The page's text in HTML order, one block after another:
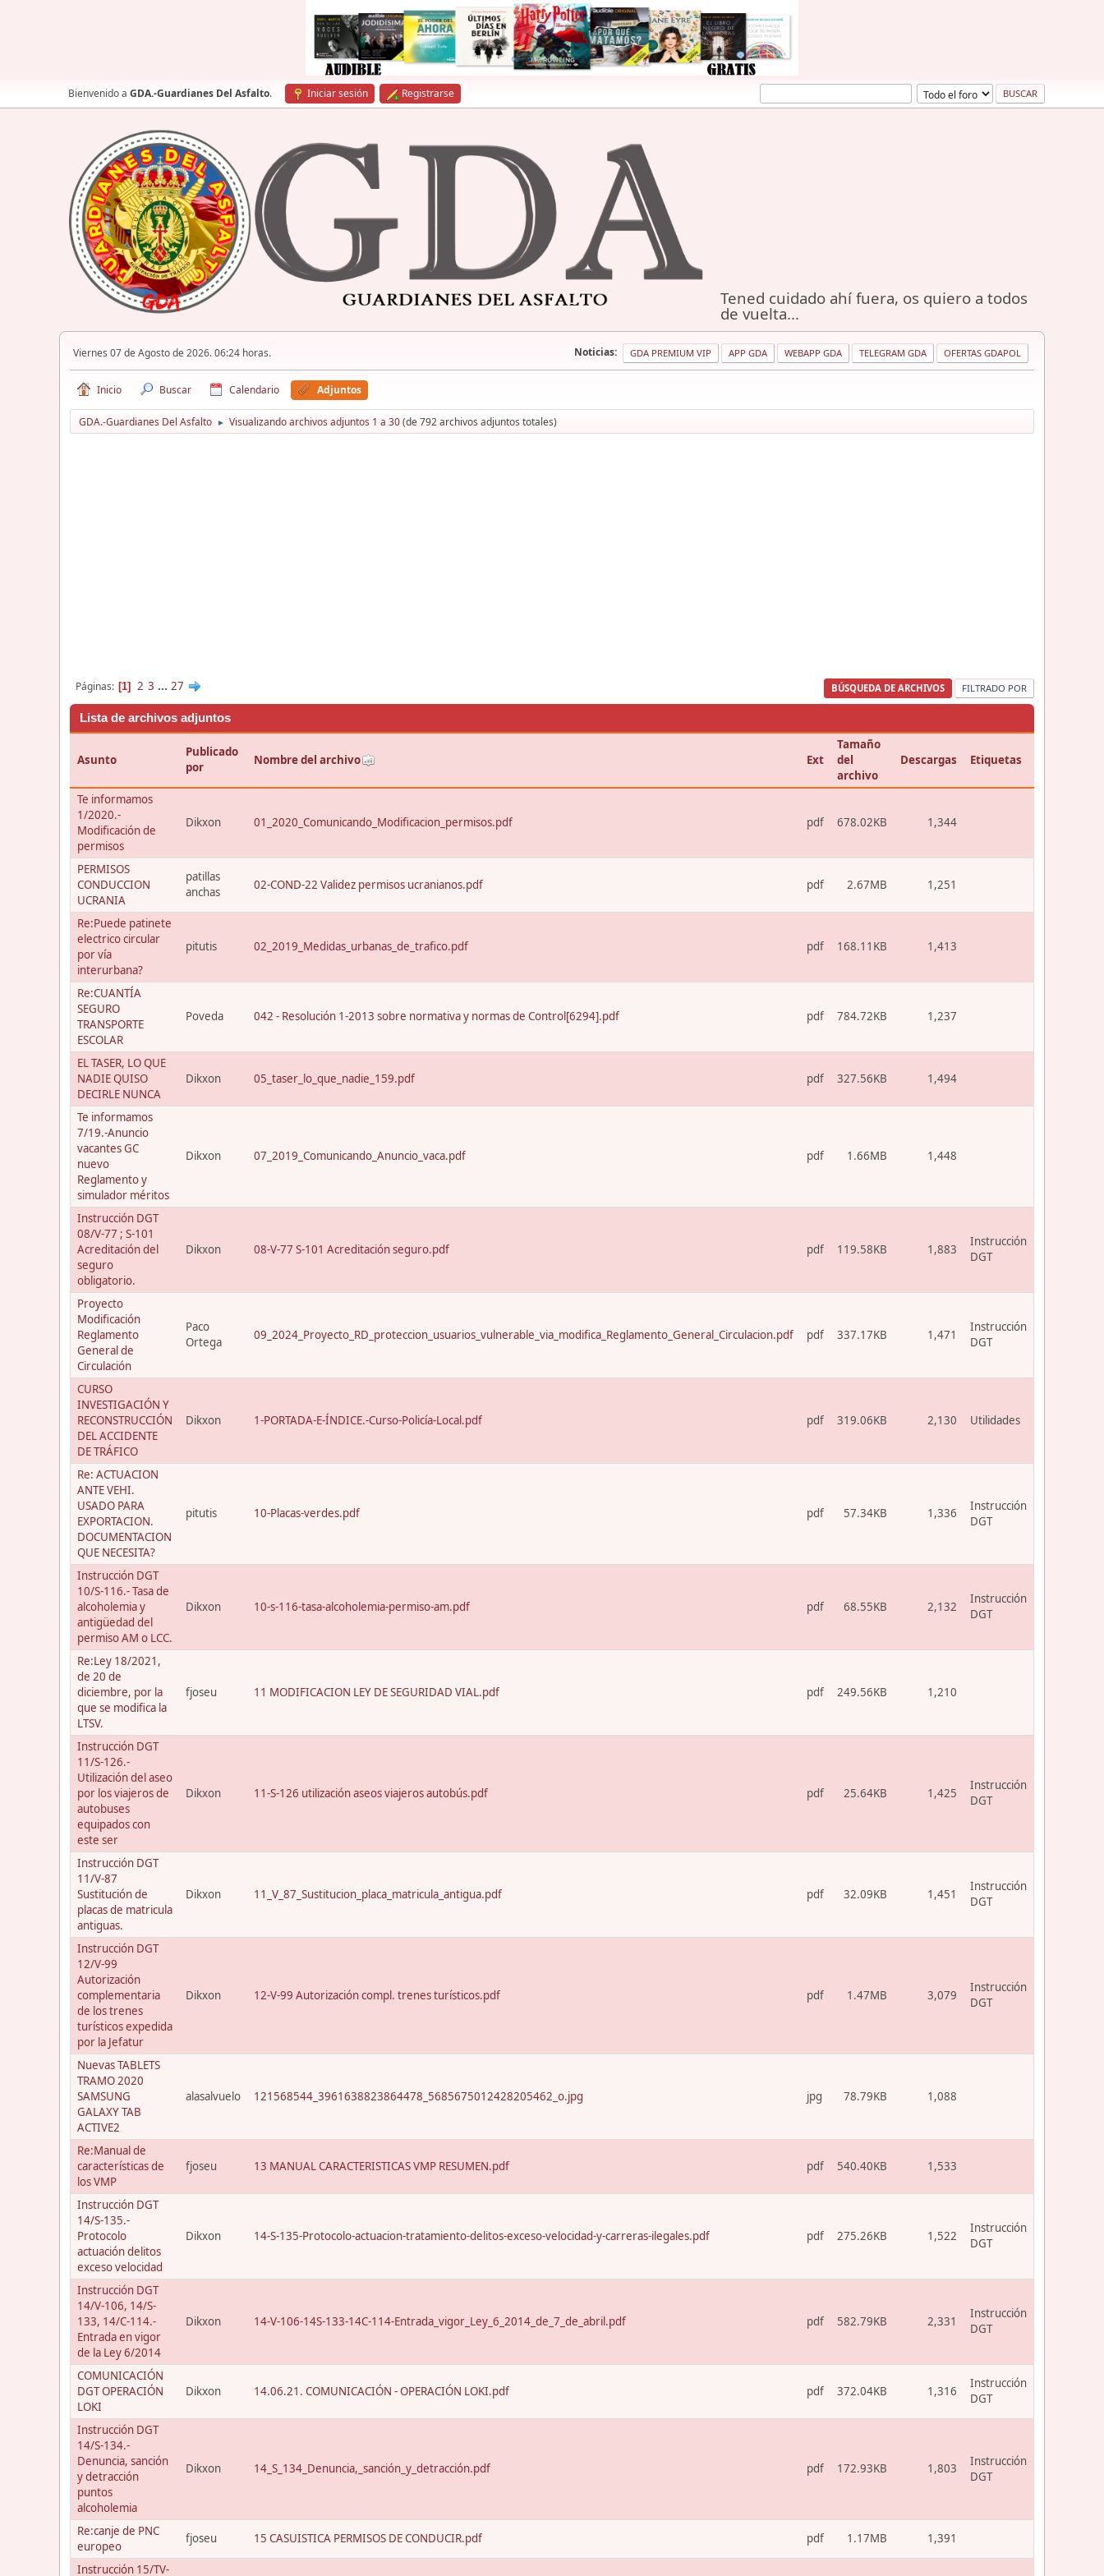
Bienvenido a GDA.-Guardianes Del Asfalto. Iniciar sesión Registrarse
Tened cuidado ahí fuera, os quiero a todos
de vuelta...
Viernes 07 de Agosto de 2026. 06:24 horas. Noticias: GDA PREMIUM VIP APP GDA WEBAPP GDA TELEGRAM GDA OFERTAS GDAPOL
Inicio Buscar Calendario Adjuntos
GDA.-Guardianes Del Asfalto ► Visualizando archivos adjuntos 1 a 30(de 792 archivos adjuntos totales)
BÚSQUEDA DE ARCHIVOS FILTRADO POR
Páginas 1 2 3 ... 27
Lista de archivos adjuntos
Asunto
Publicado
por
Nombre del archivo Ext
Tamaño
del
archivo
Descargas Etiquetas
Te informamos
1/2020.-
Modificación de
permisos
Dikxon 01_2020_Comunicando_Modificacion_permisos.pdf pdf 678.02KB 1,344
PERMISOS
CONDUCCION
UCRANIA
patillas
anchas
02-COND-22 Validez permisos ucranianos.pdf pdf 2.67MB 1,251
Re:Puede patinete
electrico circular
por vía
interurbana?
pitutis 02_2019_Medidas_urbanas_de_trafico.pdf pdf 168.11KB 1,413
Re:CUANTÍA
SEGURO
TRANSPORTE
ESCOLAR
Poveda 042 - Resolución 1-2013 sobre normativa y normas de Control[6294].pdf pdf 784.72KB 1,237
EL TASER, LO QUE
NADIE QUISO
DECIRLE NUNCA
Dikxon 05_taser_lo_que_nadie_159.pdf pdf 327.56KB 1,494
Te informamos
7/19.-Anuncio
vacantes GC
nuevo
Reglamento y
simulador méritos
Dikxon 07_2019_Comunicando_Anuncio_vaca.pdf pdf 1.66MB 1,448
Instrucción DGT
08/V-77 ; S-101
Acreditación del
seguro
obligatorio.
Dikxon 08-V-77 S-101 Acreditación seguro.pdf pdf 119.58KB 1,883
Instrucción
DGT
Proyecto
Modificación
Reglamento
General de
Circulación
Paco
Ortega
09_2024_Proyecto_RD_proteccion_usuarios_vulnerable_via_modifica_Reglamento_General_Circulacion.pdf pdf 337.17KB 1,471
Instrucción
DGT
CURSO
INVESTIGACIÓN Y
RECONSTRUCCIÓN
DEL ACCIDENTE
DE TRÁFICO
Dikxon 1-PORTADA-E-ÍNDICE.-Curso-Policía-Local.pdf pdf 319.06KB 2,130 Utilidades
Re: ACTUACION
ANTE VEHI.
USADO PARA
EXPORTACION.
DOCUMENTACION
QUE NECESITA?
pitutis 10-Placas-verdes.pdf pdf 57.34KB 1,336
Instrucción
DGT
Instrucción DGT
10/S-116.- Tasa de
alcoholemia y
antigüedad del
permiso AM o LCC.
Dikxon 10-s-116-tasa-alcoholemia-permiso-am.pdf pdf 68.55KB 2,132
Instrucción
DGT
Re:Ley 18/2021,
de 20 de
diciembre, por la
que se modifica la
LTSV.
fjoseu 11 MODIFICACION LEY DE SEGURIDAD VIAL.pdf pdf 249.56KB 1,210
Instrucción DGT
11/S-126.-
Utilización del aseo
por los viajeros de
autobuses
equipados con
este ser
Dikxon 11-S-126 utilización aseos viajeros autobús.pdf pdf 25.64KB 1,425
Instrucción
DGT
Instrucción DGT
11/V-87
Sustitución de
placas de matricula
antiguas.
Dikxon 11_V_87_Sustitucion_placa_matricula_antigua.pdf pdf 32.09KB 1,451
Instrucción
DGT
Instrucción DGT
12/V-99
Autorización
complementaria
de los trenes
turísticos expedida
por la Jefatur
Dikxon 12-V-99 Autorización compl. trenes turísticos.pdf pdf 1.47MB 3,079
Instrucción
DGT
Nuevas TABLETS
TRAMO 2020
SAMSUNG
GALAXY TAB
ACTIVE2
alasalvuelo 121568544_3961638823864478_5685675012428205462_o.jpg jpg 78.79KB 1,088
Re:Manual de
características de
los VMP
fjoseu 13 MANUAL CARACTERISTICAS VMP RESUMEN.pdf pdf 540.40KB 1,533
Instrucción DGT
14/S-135.-
Protocolo
actuación delitos
exceso velocidad
Dikxon 14-S-135-Protocolo-actuacion-tratamiento-delitos-exceso-velocidad-y-carreras-ilegales.pdf pdf 275.26KB 1,522
Instrucción
DGT
Instrucción DGT
14/V-106, 14/S-
133, 14/C-114.-
Entrada en vigor
de la Ley 6/2014
Dikxon 14-V-106-14S-133-14C-114-Entrada_vigor_Ley_6_2014_de_7_de_abril.pdf pdf 582.79KB 2,331
Instrucción
DGT
COMUNICACIÓN
DGT OPERACIÓN
LOKI
Dikxon 14.06.21. COMUNICACIÓN - OPERACIÓN LOKI.pdf pdf 372.04KB 1,316
Instrucción
DGT
Instrucción DGT
14/S-134.-
Denuncia, sanción
y detracción
puntos
alcoholemia
Dikxon 14_S_134_Denuncia,_sanción_y_detracción.pdf pdf 172.93KB 1,803
Instrucción
DGT
Re:canje de PNC
europeo
fjoseu 15 CASUISTICA PERMISOS DE CONDUCIR.pdf pdf 1.17MB 1,391
Instrucción 15/TV-